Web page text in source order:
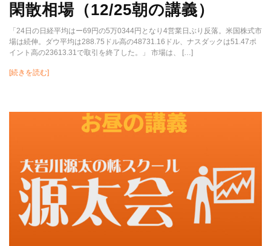
閑散相場（12/25朝の講義）
「24日の日経平均はー69円の5万0344円となり4営業日ぶり反落。米国株式市
場は続伸。ダウ平均は288.75ドル高の48731.16ドル、ナスダックは51.47ポ
イント高の23613.31で取引を終了した。」 市場は、 […]
[続きを読む]